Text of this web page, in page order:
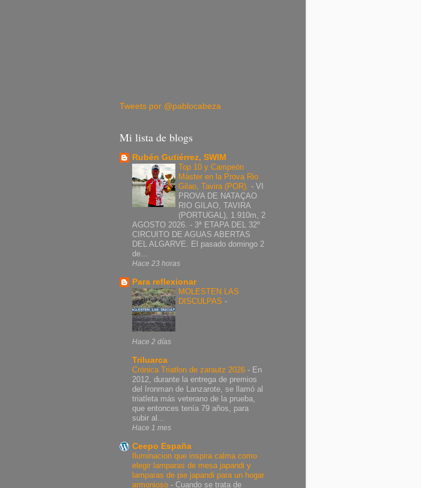
Tweets por @pablocabeza
Mi lista de blogs
Rubén Gutiérrez, SWIM
Top 10 y Campeón
Máster en la Prova Rio
Gilao, Tavira (POR). - VI
PROVA DE NATAÇAO
RIO GILAO, TAVIRA
(PORTUGAL), 1.910m, 2
AGOSTO 2026. - 3ª ETAPA DEL 32º
CIRCUITO DE AGUAS ABERTAS
DEL ALGARVE. El pasado domingo 2
de...
Hace 23 horas
Para reflexionar
MOLESTEN LAS
DISCULPAS -
Hace 2 días
Triluarca
Crónica Triatlon de zarautz 2026 - En
2012, durante la entrega de premios
del Ironman de Lanzarote, se llamó al
triatleta más veterano de la prueba,
que entonces tenía 79 años, para
subir al...
Hace 1 mes
Ceepo España
Iluminacion que inspira calma como
elegir lamparas de mesa japandi y
lamparas de pie japandi para un hogar
armonioso - Cuando se trata de